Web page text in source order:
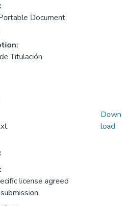
Document
Titulación
license agreed
Down
load